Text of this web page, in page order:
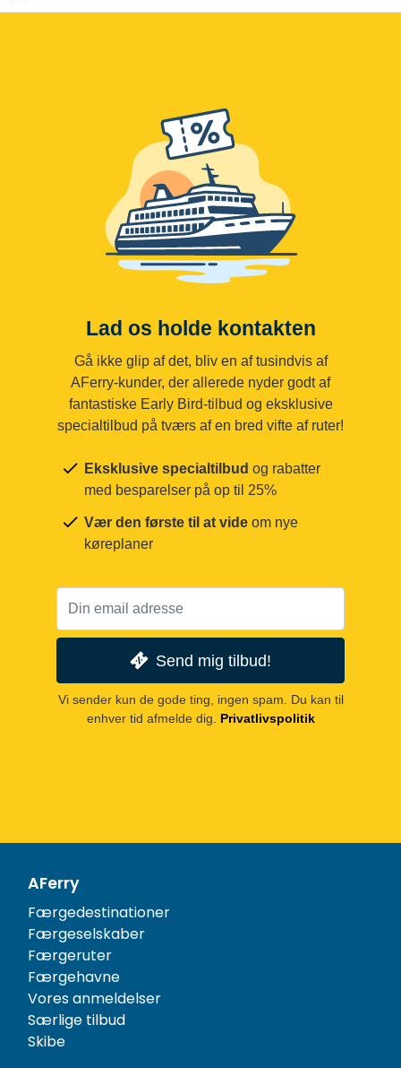
Lad os holde kontakten
Gå ikke glip af det, bliv en af tusindvis af
AFerry-kunder, der allerede nyder godt af
fantastiske Early Bird-tilbud og eksklusive
specialtilbud på tværs af en bred vifte af ruter!
Eksklusive specialtilbud og rabatter
med besparelser på op til 25%
Vær den første til at vide om nye
køreplaner
Send mig tilbud!
Vi sender kun de gode ting, ingen spam. Du kan til
enhver tid afmelde dig.
Privatlivspolitik
AFerry
Færgedestinationer
Færgeselskaber
Færgeruter
Færgehavne
Vores anmeldelser
Særlige tilbud
Skibe